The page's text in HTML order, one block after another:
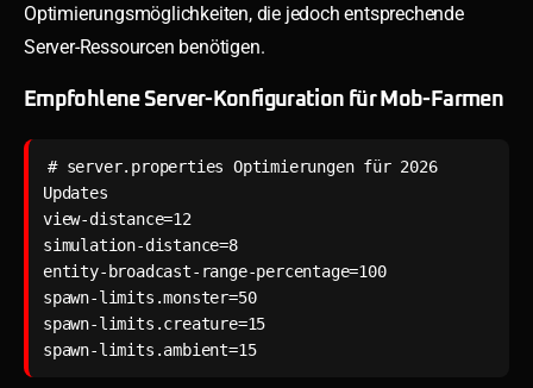
Optimierungsmöglichkeiten, die jedoch entsprechende
Server-Ressourcen benötigen.
Empfohlene Server-Konfiguration für Mob-Farmen
# server.properties Optimierungen für 2026
Updates
view-distance=12
simulation-distance=8
entity-broadcast-range-percentage=100
spawn-limits.monster=50
spawn-limits.creature=15
spawn-limits.ambient=15